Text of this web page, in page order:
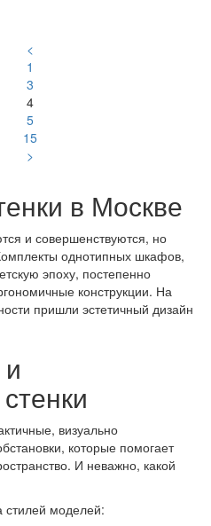
<
1
3
4
5
15
>
в Москве
и совершенствуются, но
однотипных шкафов,
эпоху, постепенно
конструкции. На
пришли эстетичный дизайн
визуально
которые помогает
И неважно, какой
моделей: